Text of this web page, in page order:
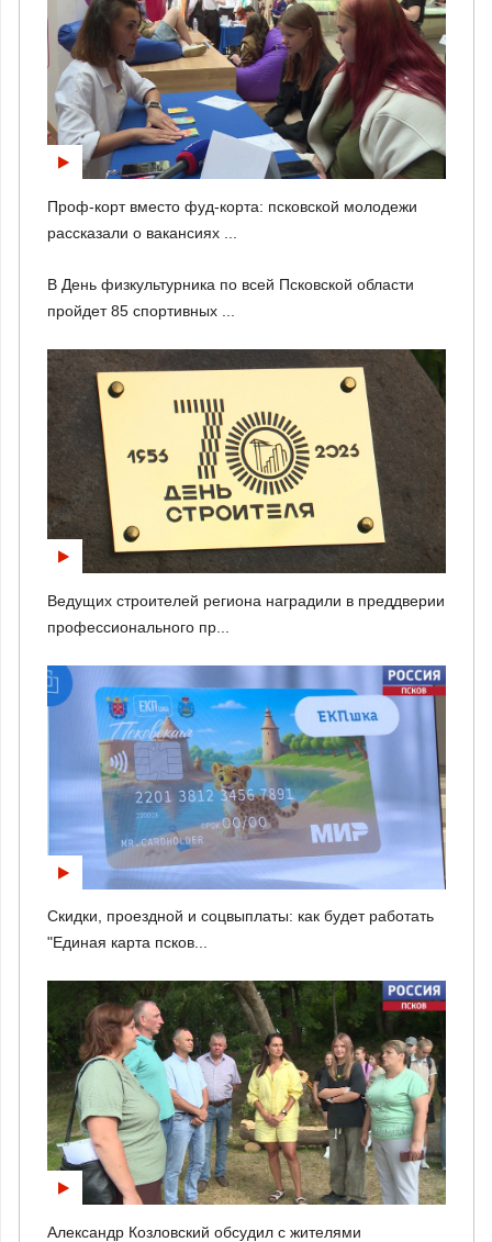
Проф-корт вместо фуд-корта: псковской молодежи
рассказали о вакансиях ...
В День физкультурника по всей Псковской области
пройдет 85 спортивных ...
Ведущих строителей региона наградили в преддверии
профессионального пр...
Скидки, проездной и соцвыплаты: как будет работать
"Единая карта псков...
Александр Козловский обсудил с жителями